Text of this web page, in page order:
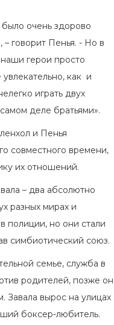
очень здорово
говорит Пенья. - Но в
герои просто
как и
играть двух
деле братьями».
и Пенья
совместного времени,
их отношений.
– два абсолютно
разных мирах и
полиции, но они стали
симбиотический союз.
семье, служба в
родителей, позже он
Завала вырос на улицах
боксер-любитель.